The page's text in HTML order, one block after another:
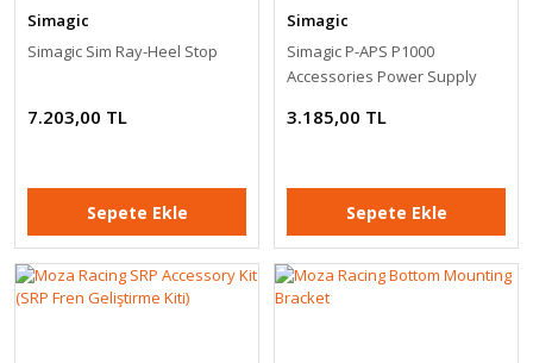
Simagic
Simagic Sim Ray-Heel Stop
7.203,00 TL
Sepete Ekle
Simagic
Simagic P-APS P1000
Accessories Power Supply
3.185,00 TL
Sepete Ekle